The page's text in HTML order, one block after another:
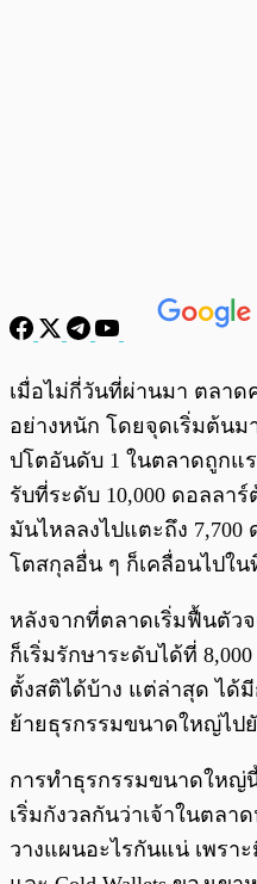
พร้อมเล่น
เมื่อไม่กี่วันที่ผ่านมา ตลาด
อย่างหนัก โดยจุดเริ่มต้นม
ปโตอันดับ 1 ในตลาดถูกแ
รับที่ระดับ 10,000 ดอลลา
มันไหลลงไปแตะถึง 7,700
โตสกุลอื่น ๆ ก็เคลื่อนไปใน
หลังจากที่ตลาดเริ่มฟื้นตัว
ก็เริ่มรักษาระดับได้ที่
ตั้งสติได้บ้าง แต่ล่าสุด ได้
ย้ายธุรกรรมขนาดใหญ่ไป
การทำธุรกรรมขนาดใหญ่
เริ่มกังวลกันว่าเจ้าในตลา
วางแผนอะไรกันแน่ เพรา